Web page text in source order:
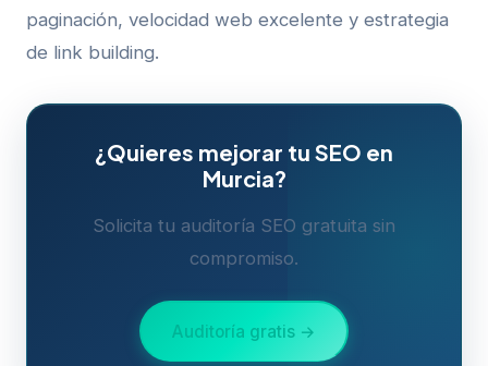
paginación, velocidad web excelente y estrategia
de link building.
¿Quieres mejorar tu SEO en
Murcia?
Solicita tu auditoría SEO gratuita sin
compromiso.
Auditoría gratis →